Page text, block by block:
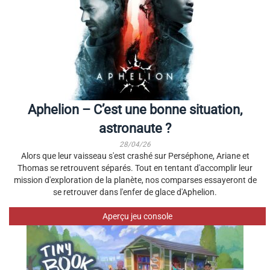
Aphelion – C’est une bonne situation,
astronaute ?
28/04/26
Alors que leur vaisseau s'est crashé sur Perséphone, Ariane et
Thomas se retrouvent séparés. Tout en tentant d'accomplir leur
mission d'exploration de la planète, nos comparses essayeront de
se retrouver dans l'enfer de glace d'Aphelion.
Aperçu jeu console